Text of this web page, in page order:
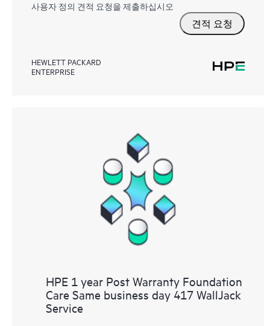
사용자 정의 견적 요청을 제출하십시오
견적 요청
HEWLETT PACKARD
ENTERPRISE
HPE 1 year Post Warranty Foundation
Care Same business day 417 WallJack
Service